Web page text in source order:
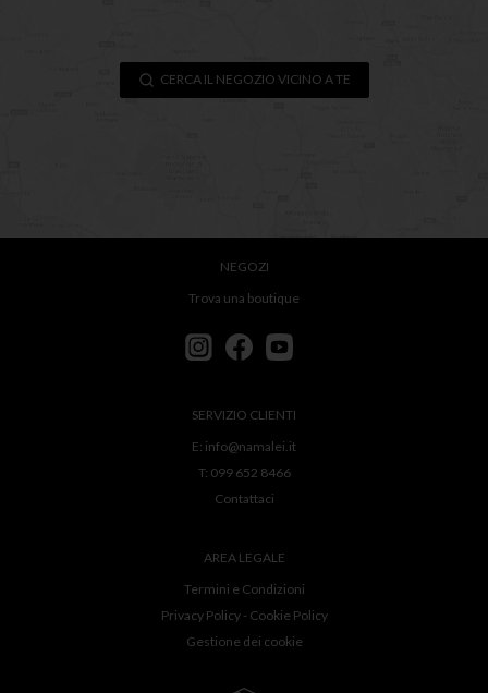
CERCA IL NEGOZIO VICINO A TE
NEGOZI
Trova una boutique
SERVIZIO CLIENTI
E: info@namalei.it
T: 099 652 8466
Contattaci
AREA LEGALE
Termini e Condizioni
Privacy Policy- Cookie Policy
Gestione dei cookie